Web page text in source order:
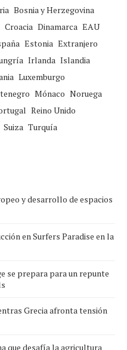
Bosnia y Herzegovina
Croacia Dinamarca EAU
Estonia Extranjero
Irlanda Islandia
Luxemburgo
Mónaco Noruega
Reino Unido
Suiza Turquía
y desarrollo de espacios
en Surfers Paradise en la
se prepara para un repunte
Grecia afronta tensión
que desafía la agricultura